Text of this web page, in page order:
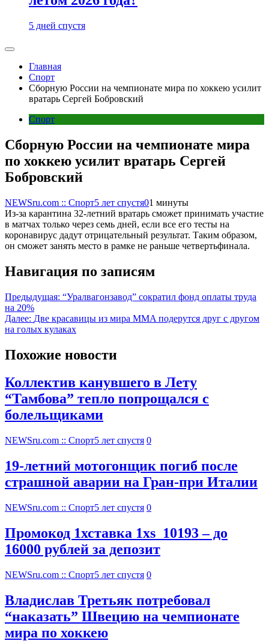
5 дней спустя
Главная
Спорт
Сборную России на чемпионате мира по хоккею усилит
вратарь Сергей Бобровский
Спорт
Сборную России на чемпионате мира
по хоккею усилит вратарь Сергей
Бобровский
NEWSru.com :: Спорт5 лет спустя01 минуты
Из-за карантина 32-летний вратарь сможет принимать участие
в матчах только через семь дней, если все его тесты на
коронавирус дадут отрицательный результат. Таким образом,
он сможет занять место в рамке не раньше четвертьфинала.
Навигация по записям
Предыдущая: “Уралвагонзавод” сократил фонд оплаты труда
на 20%
Далее: Две красавицы из мира MMA подерутся друг с другом
на голых кулаках
Похожие новости
Коллектив канувшего в Лету
“Тамбова” тепло попрощался с
болельщиками
NEWSru.com :: Спорт5 лет спустя 0
19-летний мотогонщик погиб после
страшной аварии на Гран-при Италии
NEWSru.com :: Спорт5 лет спустя 0
Промокод 1хставка 1xs_10193 – до
16000 рублей за депозит
NEWSru.com :: Спорт5 лет спустя 0
Владислав Третьяк потребовал
“наказать” Швецию на чемпионате
мира по хоккею